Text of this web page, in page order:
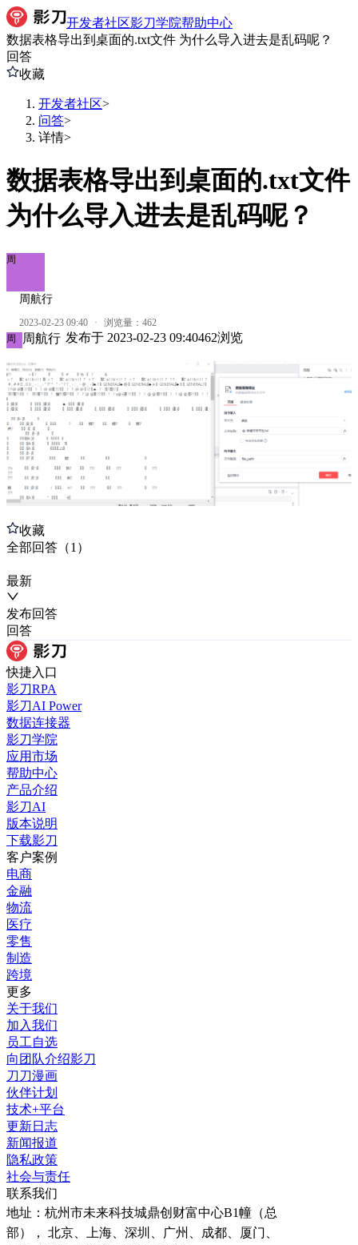
开发者社区影刀学院帮助中心
数据表格导出到桌面的.txt文件 为什么导入进去是乱码呢？
回答
收藏
开发者社区>
问答>
详情>
数据表格导出到桌面的.txt文件
为什么导入进去是乱码呢？
周
周航行
2023-02-23 09:40 · 浏览量： 462
周
周航行 发布于 2023-02-23 09:40462浏览
收藏
全部回答 （1 ）
最新
发布回答
回答
快捷入口
影刀RPA
影刀AI Power
数据连接器
影刀学院
应用市场
帮助中心
产品介绍
影刀AI
版本说明
下载影刀
客户案例
电商
金融
物流
医疗
零售
制造
跨境
更多
关于我们
加入我们
员工自选
向团队介绍影刀
刀刀漫画
伙伴计划
技术+平台
更新日志
新闻报道
隐私政策
社会与责任
联系我们
地址： 杭州市未来科技城鼎创财富中心B1幢（总
部）， 北京、上海、深圳、广州、成都、厦门、